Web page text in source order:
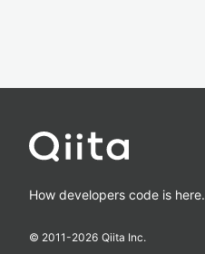
How developers code is here.
© 2011-2026 Qiita Inc.